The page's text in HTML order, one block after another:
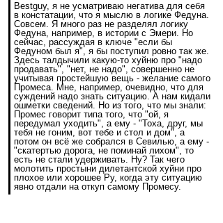
Bestguy, я не усматриваю негатива для себя
в констатации, что я мыслю в логике Федуна.
Совсем. Я много раз не разделял логику
Федуна, например, в истории с Эмери. Но
сейчас, рассуждая в ключе "если бы
Федуном был я", я бы поступил ровно так же.
Здесь талдычили какую-то хуйню про "надо
продавать", "нет, не надо", совершенно не
учитывая простейшую вещь - желание самого
Промеса. Мне, например, очевидно, что для
суждений надо знать ситуацию. А нам кидали
ошметки сведений. Но из того, что мы знали:
Промес говорит типа того, что "ой, я
передумал уходить", а ему - "Тоха, друг, мы
тебя не гоним, вот тебе и стол и дом", а
потом он всё же собрался в Севилью, а ему -
"скатертью дорога, не поминай лихом", то
есть не стали удерживать. Ну? Так чего
молотить простыни дилетантской хуйни про
плохое или хорошее Ру, когда эту ситуацию
явно отдали на откуп самому Промесу.